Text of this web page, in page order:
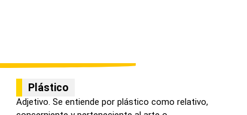
Plástico
Adjetivo. Se entiende por plástico como relativo,